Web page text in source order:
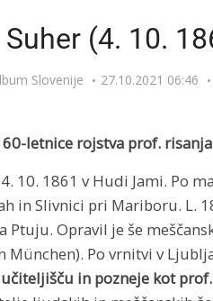
Suher (4. 10.
Slovenije 27.10.2021 06:46
letnice rojstva prof.
10. 1861 v Hudi Jami. Po
in Slivnici pri Mariboru. L.
Ptuju. Opravil je še
München). Po vrnitvi v
in pozneje kot